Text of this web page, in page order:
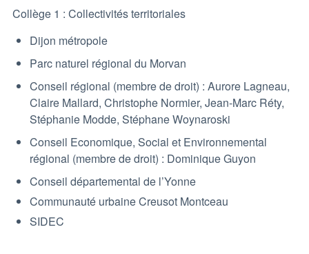
Collège 1 : Collectivités territoriales
Dijon métropole
Parc naturel régional du Morvan
Conseil régional (membre de droit) : Aurore Lagneau,
Claire Mallard, Christophe Normier, Jean-Marc Réty,
Stéphanie Modde, Stéphane Woynaroski
Conseil Economique, Social et Environnemental
régional (membre de droit) : Dominique Guyon
Conseil départemental de l’Yonne
Communauté urbaine Creusot Montceau
SIDEC